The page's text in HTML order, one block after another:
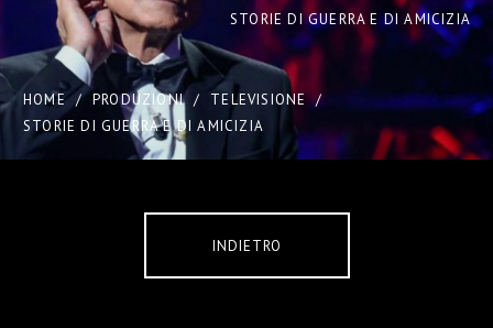
STORIE DI GUERRA E DI AMICIZIA
HOME / PRODUZIONI / TELEVISIONE /
STORIE DI GUERRA E DI AMICIZIA
INDIETRO